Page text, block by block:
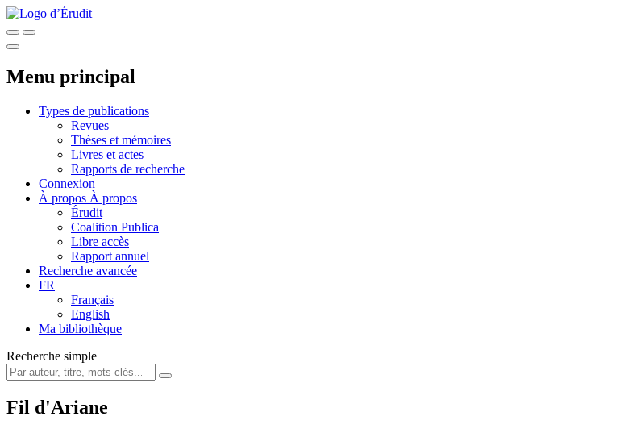
Menu principal
Types de publications
Revues
Thèses et mémoires
Livres et actes
Rapports de recherche
Connexion
À propos À propos
Érudit
Coalition Publica
Libre accès
Rapport annuel
Recherche avancée
FR
Français
English
Ma bibliothèque
Recherche simple
Fil d'Ariane